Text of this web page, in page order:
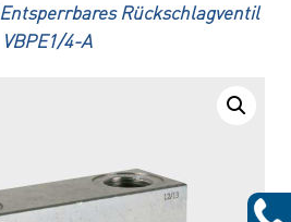
Entsperrbares Rückschlagventil
VBPE1/4-A